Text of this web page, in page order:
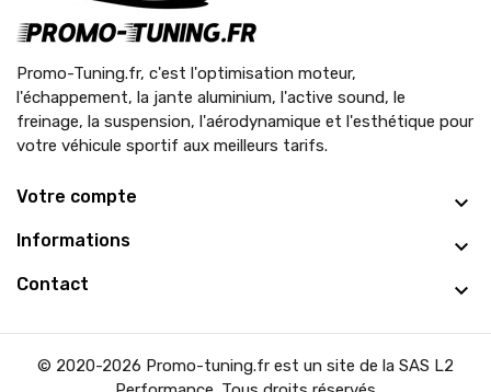
Promo-Tuning.fr, c'est l'optimisation moteur,
l'échappement, la jante aluminium, l'active sound, le
freinage, la suspension, l'aérodynamique et l'esthétique pour
votre véhicule sportif aux meilleurs tarifs.
Votre compte
Informations
Contact
© 2020-2026 Promo-tuning.fr est un site de la SAS L2